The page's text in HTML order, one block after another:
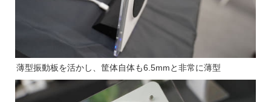
薄型振動板を活かし、筐体自体も6.5mmと非常に薄型